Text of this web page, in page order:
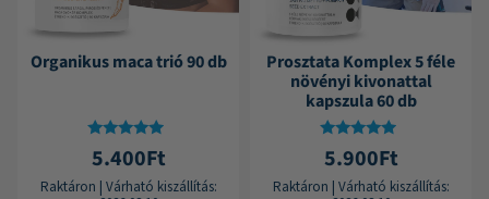
Organikus maca trió 90 db
Értékelés:
4.69
/ 5
5.400Ft
Raktáron | Várható kiszállítás:
Prosztata Komplex 5 féle
növényi kivonattal
kapszula 60 db
Értékelés:
4.71
/ 5
5.900Ft
Raktáron | Várható kiszállítás: